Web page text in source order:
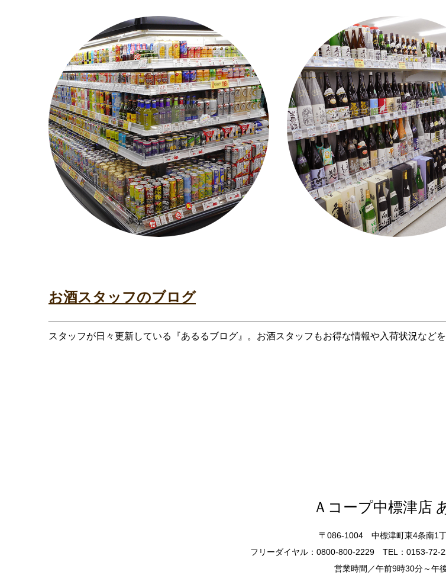
お酒スタッフのブログ
スタッフが日々更新している『あるるブログ』。お酒スタッフもお得な情報や入荷状況など
Ａコープ中標津店
〒086-1004 中標津町東4条南1
フリーダイヤル：0800-800-2229 TEL：0153-
営業時間／午前9時30分～午